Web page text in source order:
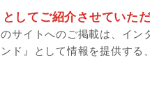
してご紹介させていた
のサイトへのご掲載は、イ
ド』として情報を提供す